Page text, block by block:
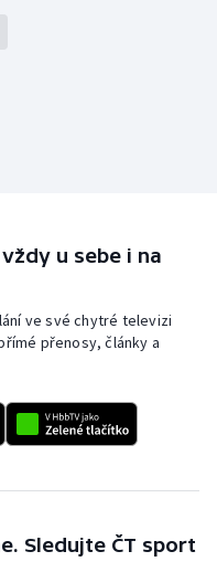
u sebe i na
ve své chytré televizi
přenosy, články a
Sledujte ČT sport